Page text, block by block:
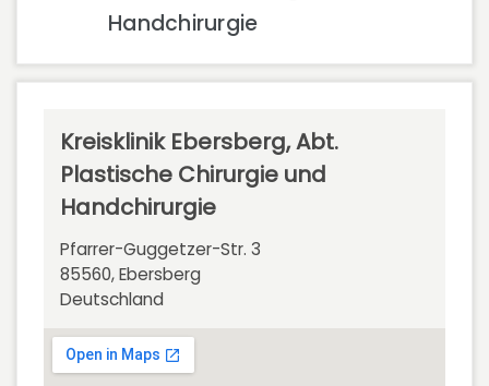
Handchirurgie
Kreisklinik Ebersberg, Abt.
Plastische Chirurgie und
Handchirurgie
Pfarrer-Guggetzer-Str. 3
85560, Ebersberg
Deutschland